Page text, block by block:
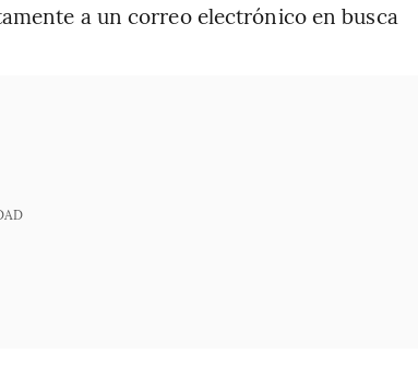
a un correo electrónico en busca